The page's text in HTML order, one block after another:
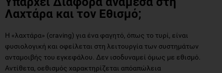
Λαχτάρα και τον Εθισμό;
Η «λαχτάρα» (craving) για ένα φαγητό, όπως το τυρί, είναι
φυσιολογική και οφείλεται στη λειτουργία των συστημάτων
ανταμοιβής του εγκεφάλου. Δεν ισοδυναμεί όμως με εθισμό.
Αντίθετα, οεθισμός χαρακτηρίζεται απόαπώλεια